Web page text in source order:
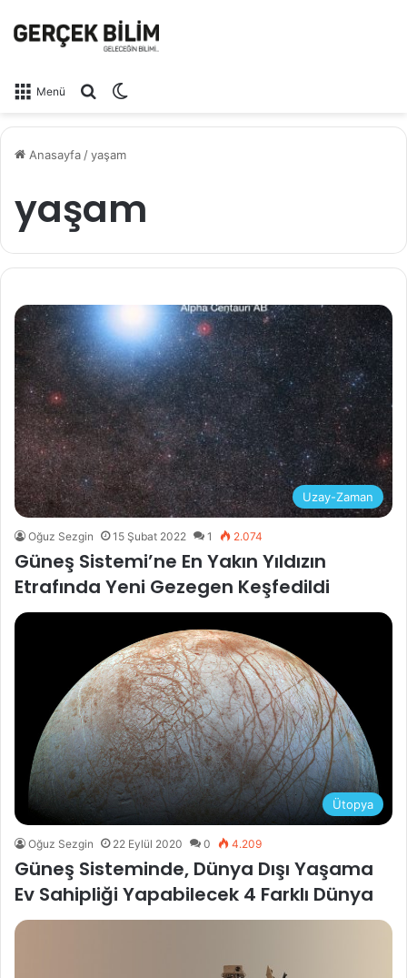
Menü Arama yap ...
Anasayfa /yaşam
yaşam
Uzay-Zaman
Oğuz Sezgin 15 Şubat 2022 1 2.074
Güneş Sistemi’ne En Yakın Yıldızın
Etrafında Yeni Gezegen Keşfedildi
Ütopya
Oğuz Sezgin 22 Eylül 2020 0 4.209
Güneş Sisteminde, Dünya Dışı Yaşama
Ev Sahipliği Yapabilecek 4 Farklı Dünya